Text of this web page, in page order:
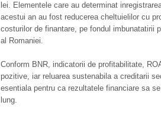
lei. Elementele care au determinat
acestui an au fost reducerea cheltuielilor cu
costurilor de finantare, pe fondul imbunatatirii
al Romaniei.
Conform BNR, indicatorii de profitabilitate,
pozitive, iar reluarea sustenabila a creditarii
esentiala pentru ca rezultatele financiare sa
lung.